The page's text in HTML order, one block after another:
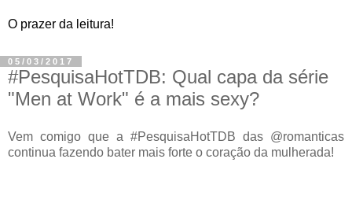
O prazer da leitura!
05/03/2017
#PesquisaHotTDB: Qual capa da série
"Men at Work" é a mais sexy?
Vem comigo que a #PesquisaHotTDB das @romanticas
continua fazendo bater mais forte o coração da mulherada!